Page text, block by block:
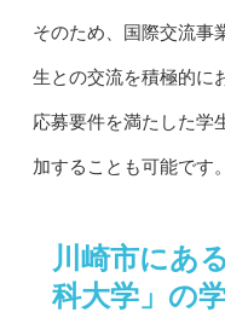
そのため、国際交流事
生との交流を積極的に
応募要件を満たした学
加することも可能です。
川崎市にあ
科大学」の